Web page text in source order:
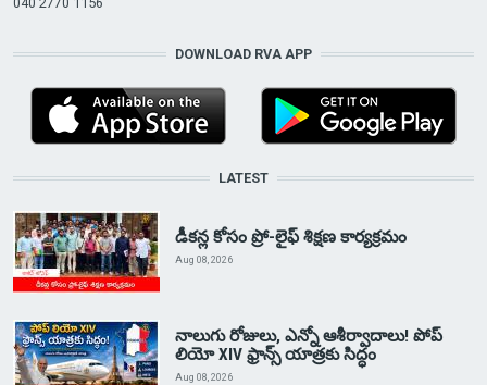
DOWNLOAD RVA APP
LATEST
డీకన్ల కోసం ప్రో-లైఫ్ శిక్షణ కార్యక్రమం
Aug 08, 2026
నాలుగు రోజులు, ఎన్నో ఆశీర్వాదాలు! పోప్
లియో XIV ఫ్రాన్స్ యాత్రకు సిద్ధం
Aug 08, 2026